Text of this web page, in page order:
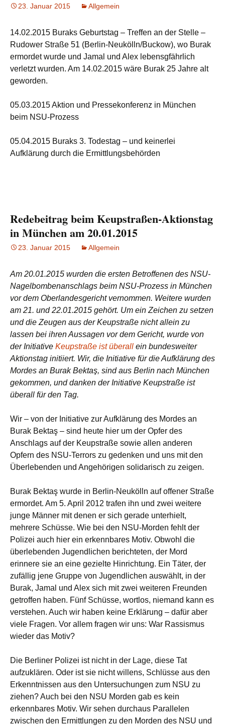
23. Januar 2015 Allgemein
14.02.2015 Buraks Geburtstag – Treffen an der Stelle –
Rudower Straße 51 (Berlin-Neukölln/Buckow), wo Burak
ermordet wurde und Jamal und Alex lebensgfährlich
verletzt wurden. Am 14.02.2015 wäre Burak 25 Jahre alt
geworden.
05.03.2015 Aktion und Pressekonferenz in München
beim NSU-Prozess
05.04.2015 Buraks 3. Todestag – und keinerlei
Aufklärung durch die Ermittlungsbehörden
Redebeitrag beim Keupstraßen-Aktionstag
in München am 20.01.2015
23. Januar 2015 Allgemein
Am 20.01.2015 wurden die ersten Betroffenen des NSU-
Nagelbombenanschlags beim NSU-Prozess in München
vor dem Oberlandesgericht vernommen. Weitere wurden
am 21. und 22.01.2015 gehört. Um ein Zeichen zu setzen
und die Zeugen aus der Keupstraße nicht allein zu
lassen bei ihren Aussagen vor dem Gericht, wurde von
der Initiative Keupstraße ist überall ein bundesweiter
Aktionstag initiiert. Wir, die Initiative für die Aufklärung des
Mordes an Burak Bektaş, sind aus Berlin nach München
gekommen, und danken der Initiative Keupstraße ist
überall für den Tag.
Wir – von der Initiative zur Aufklärung des Mordes an
Burak Bektaş – sind heute hier um der Opfer des
Anschlags auf der Keupstraße sowie allen anderen
Opfern des NSU-Terrors zu gedenken und uns mit den
Überlebenden und Angehörigen solidarisch zu zeigen.
Burak Bektaş wurde in Berlin-Neukölln auf offener Straße
ermordet. Am 5. April 2012 trafen ihn und zwei weitere
junge Männer mit denen er sich gerade unterhielt,
mehrere Schüsse. Wie bei den NSU-Morden fehlt der
Polizei auch hier ein erkennbares Motiv. Obwohl die
überlebenden Jugendlichen berichteten, der Mord
erinnere sie an eine gezielte Hinrichtung. Ein Täter, der
zufällig jene Gruppe von Jugendlichen auswählt, in der
Burak, Jamal und Alex sich mit zwei weiteren Freunden
getroffen haben. Fünf Schüsse, wortlos, niemand kann es
verstehen. Auch wir haben keine Erklärung – dafür aber
viele Fragen. Vor allem fragen wir uns: War Rassismus
wieder das Motiv?
Die Berliner Polizei ist nicht in der Lage, diese Tat
aufzuklären. Oder ist sie nicht willens, Schlüsse aus den
Erkenntnissen aus den Untersuchungen zum NSU zu
ziehen? Auch bei den NSU Morden gab es kein
erkennbares Motiv. Wir sehen durchaus Parallelen
zwischen den Ermittlungen zu den Morden des NSU und